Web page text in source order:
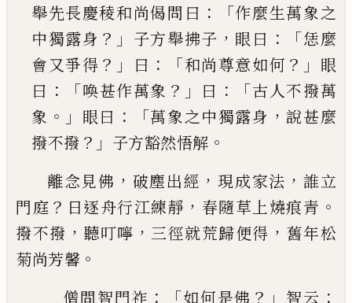
舉先長慶稜和尚偈問曰 ：「作麼生萬象之
中獨露身 ？」 子方舉拂子 ， 眼曰 ：「恁麼
會又爭得 ？」 曰 ：「和尚尊意如何 ？」 眼
曰 ：「喚甚作萬象 ？」 曰 ：「古人不撥萬
象 。」 眼曰 ：「萬象之中獨露身 ，說甚麼
撥不撥 ？」 子方豁然悟解 。
離念見佛 ， 破塵出經 ， 現成家法 ， 誰立
門庭 ？ 日逐舟行江練靜 ， 春隨草上燒痕青 。
撥不撥 ， 聽叮嚀 ， 三徑就荒歸便得 ， 舊年松
菊尚芳馨 。
僧問智門祚 ：「如何是佛 ？」 智云 ：